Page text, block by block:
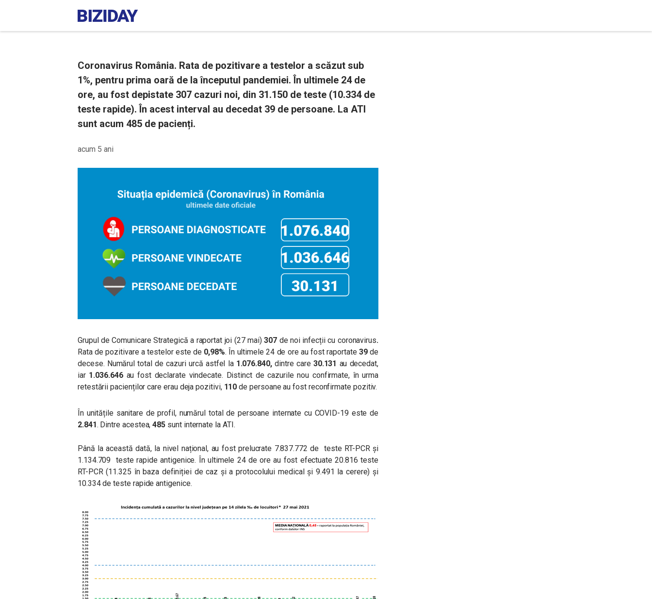
Coronavirus România. Rata de pozitivare a testelor a scăzut sub
1%, pentru prima oară de la începutul pandemiei. În ultimele 24 de
ore, au fost depistate 307 cazuri noi, din 31.150 de teste (10.334 de
teste rapide). În acest interval au decedat 39 de persoane. La ATI
sunt acum 485 de pacienți.
acum 5 ani
Grupul de Comunicare Strategică a raportat joi (27 mai)307 de noi infecții cu coronavirus.
Rata de pozitivare a testelor este de 0,98%. În ultimele 24 de ore au fost raportate39de
decese. Numărul total de cazuri urcă astfel la1.076.840, dintre care30.131 au decedat,
iar1.036.646 au fost declarate vindecate. Distinct de cazurile nou confirmate, în urma
retestării pacienților care erau deja pozitivi, 110 de persoane au fost reconfirmate pozitiv.
În unitățile sanitare de profil, numărul total de persoane internate cu COVID-19 este de
2.841. Dintre acestea,485 sunt internate la ATI.
Până la această dată, la nivel național, au fost prelucrate 7.837.772 de teste RT-PCR și
1.134.709 teste rapide antigenice. În ultimele 24 de ore au fost efectuate 20.816 teste
RT-PCR (11.325 în baza definiției de caz și a protocolului medical și 9.491 la cerere) și
10.334 de teste rapide antigenice.